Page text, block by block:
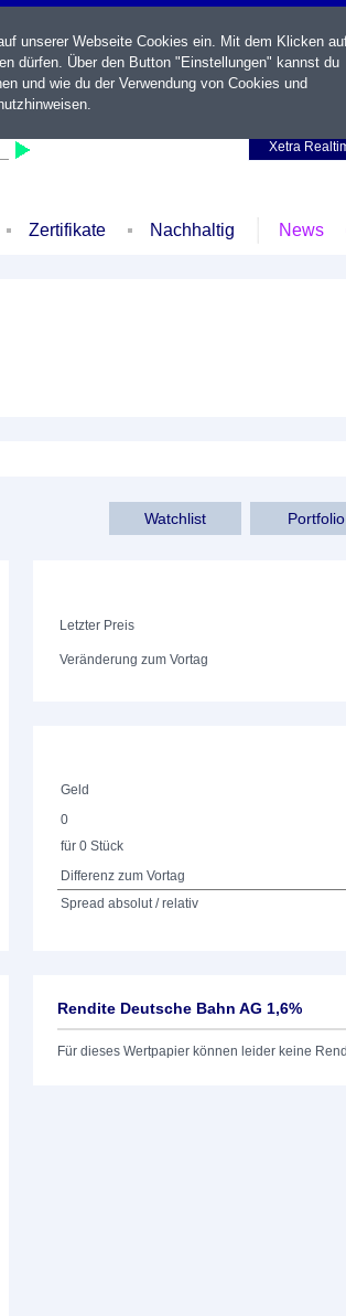
Xetra
Zertifikate Nachhaltig News
Portfolio
Watchlist
Letzter Preis
Veränderung zum Vortag
Geld
0
für 0 Stück
Differenz zum Vortag
Spread absolut / relativ
Rendite Deutsche Bahn AG 1,6%
Für dieses Wertpapier können leider keine
unserer Webseite Cookies ein. Mit dem Klicken
dürfen. Über den Button "Einstellungen" kannst du
und wie du der Verwendung von Cookies und
.